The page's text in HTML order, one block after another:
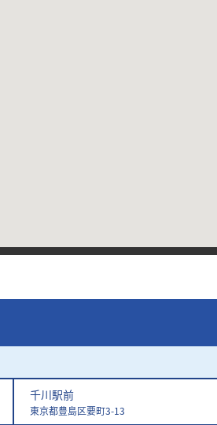
千川駅前
東京都豊島区要町3-13